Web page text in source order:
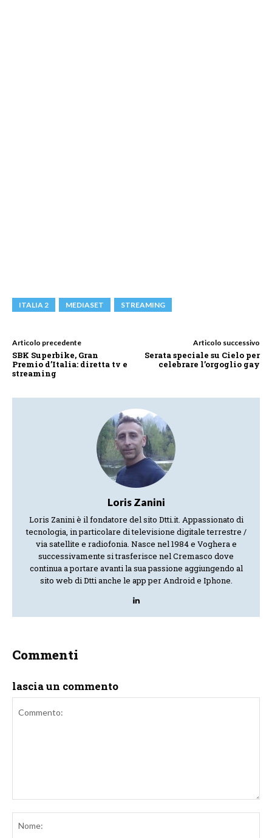
ITALIA 2 MEDIASET STREAMING
Articolo precedente
SBK Superbike, Gran
Premio d’Italia: diretta tv e
streaming
Articolo successivo
Serata speciale su Cielo per
celebrare l’orgoglio gay
Loris Zanini
Loris Zanini è il fondatore del sito Dtti.it. Appassionato di
tecnologia, in particolare di televisione digitale terrestre /
via satellite e radiofonia. Nasce nel 1984 e Voghera e
successivamente si trasferisce nel Cremasco dove
continua a portare avanti la sua passione aggiungendo al
sito web di Dtti anche le app per Android e Iphone.
Commenti
lascia un commento